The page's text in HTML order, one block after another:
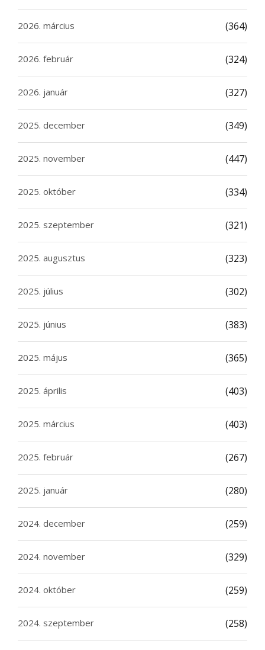
2026. március (364)
2026. február (324)
2026. január (327)
2025. december (349)
2025. november (447)
2025. október (334)
2025. szeptember (321)
2025. augusztus (323)
2025. július (302)
2025. június (383)
2025. május (365)
2025. április (403)
2025. március (403)
2025. február (267)
2025. január (280)
2024. december (259)
2024. november (329)
2024. október (259)
2024. szeptember (258)